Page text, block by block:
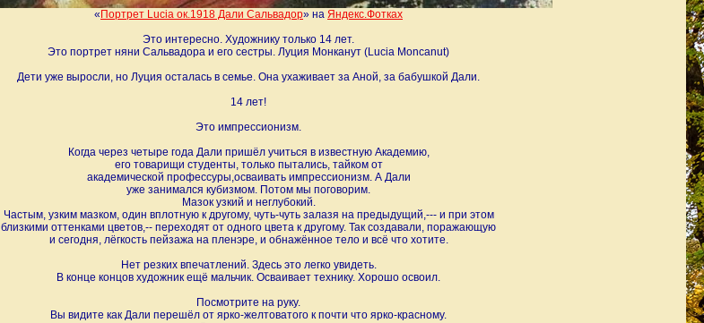
« Портрет Lucia ок.1918 Дали Сальвадор» на Яндекс.Фотках
Это интересно. Художнику только 14 лет.
Это портрет няни Сальвадора и его сестры. Луция Монканут (Lucia Moncanut)
Дети уже выросли, но Луция осталась в семье. Она ухаживает за Аной, за бабушкой Дали.
14 лет!
Это импрессионизм.
Когда через четыре года Дали пришёл учиться в известную Академию,
его товарищи студенты, только пытались, тайком от
академической профессуры,осваивать импрессионизм. А Дали
уже занимался кубизмом. Потом мы поговорим.
Мазок узкий и неглубокий.
Частым, узким мазком, один вплотную к другому, чуть-чуть залазя на предыдущий,--- и при этом
близкими оттенками цветов,-- переходят от одного цвета к другому. Так создавали, поражающую
и сегодня, лёгкость пейзажа на пленэре, и обнажённое тело и всё что хотите.
Нет резких впечатлений. Здесь это легко увидеть.
В конце концов художник ещё мальчик. Осваивает технику. Хорошо освоил.
Посмотрите на руку.
Вы видите как Дали перешёл от ярко-желтоватого к почти что ярко-красному.